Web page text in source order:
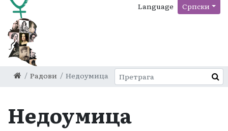
Language Српски
Радови Недоумица
Недоумица